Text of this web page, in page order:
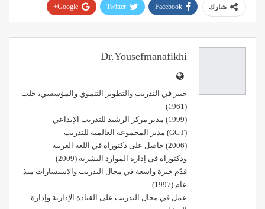
شارك Facebook
Twitter
Google+
البريد الإلكتروني
Dr.yousefmanafikhi
خبير في التدريب والتطوير التنموي والمؤسسي، حلب
(1961)
(1999) مدير مركز الرشيد للتدريب الإبداعي
(GGT) مدير المجموعة العالمية للتدريب
(2006) حاصل على دكتوراه في اللغة العربية
ودكتوراه في إدارة الموارد البشرية (2009)
قدًم خبرة واسعة في مجال التدريب والاستشارات منذ
عام (1997)
عمل في مجال التدريب على القيادة الإدارية وإدارة